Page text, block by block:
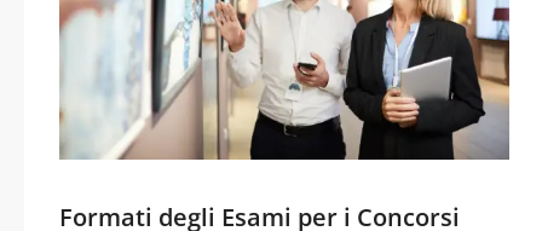
Formati degli Esami per i Concorsi